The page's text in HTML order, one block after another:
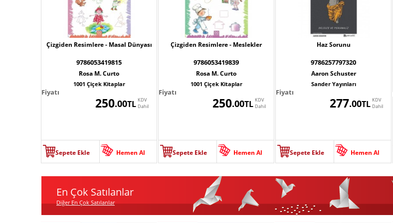
Çizgiden Resimlere - Masal Dünyası
9786053419815
Rosa M. Curto
1001 Çiçek Kitaplar
Fiyatı
KDV
Dahil
TL
.00
250
Hemen Al
Sepete Ekle
Çizgiden Resimlere - Meslekler
9786053419839
Rosa M. Curto
1001 Çiçek Kitaplar
Fiyatı
KDV
Dahil
TL
.00
250
Hemen Al
Sepete Ekle
Haz Sorunu
9786257797320
Aaron Schuster
Sander Yayınları
Fiyatı
KDV
Dahil
TL
.00
277
Hemen Al
Sepete Ekle
En Çok Satılanlar
Diğer En Çok Satılanlar